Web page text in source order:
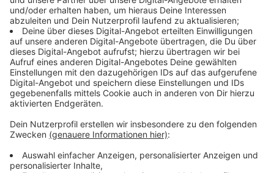
Doch den Grundstein für diese Karriere legte sie am 02. Mai
1988, nachdem ihr gesagt wurde, sie sollte nicht "zu brav"
klingen. Dafür gibt's einen Applaus von uns!
Das könnte euch auch interessieren:
Melissa Etherridge im Interwiev